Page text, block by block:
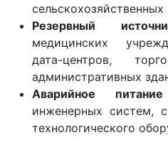
Резервный
медицинских
дата-центров,
административных
Аварийное питание
инженерных систем,
технологического